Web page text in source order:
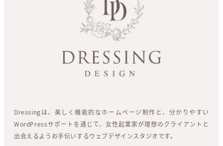
Dressingは、美しく機能的なホームページ制作と、分かりやすい
WordPressサポートを通じて、女性起業家が理想のクライアントと
出会えるようお手伝いするウェブデザインスタジオです。